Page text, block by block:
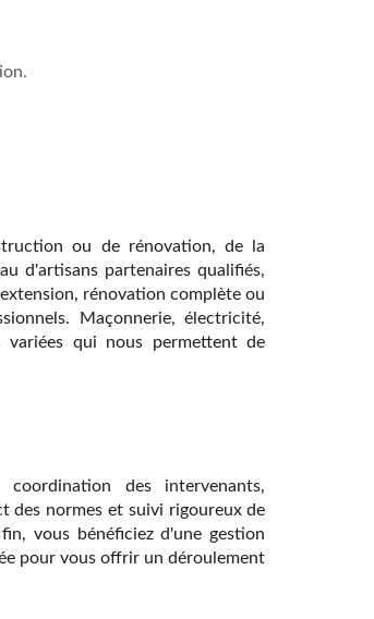
ou de rénovation, de la
d'artisans partenaires qualifiés,
rénovation complète ou
Maçonnerie, électricité,
variées qui nous permettent de
des intervenants,
des normes et suivi rigoureux de
vous bénéficiez d'une gestion
pour vous offrir un déroulement